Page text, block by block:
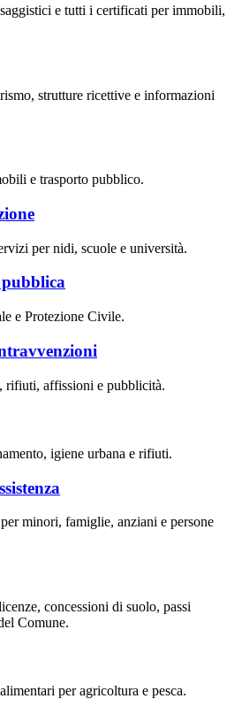
e tutti i certificati per immobili,
strutture ricettive e informazioni
e trasporto pubblico.
per nidi, scuole e università.
pubblica
e Protezione Civile.
rifiuti, affissioni e pubblicità.
igiene urbana e rifiuti.
minori, famiglie, anziani e persone
concessioni di suolo, passi
Comune.
per agricoltura e pesca.